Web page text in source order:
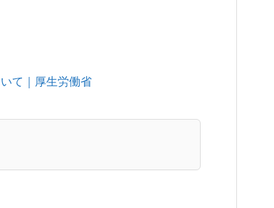
て｜厚生労働省